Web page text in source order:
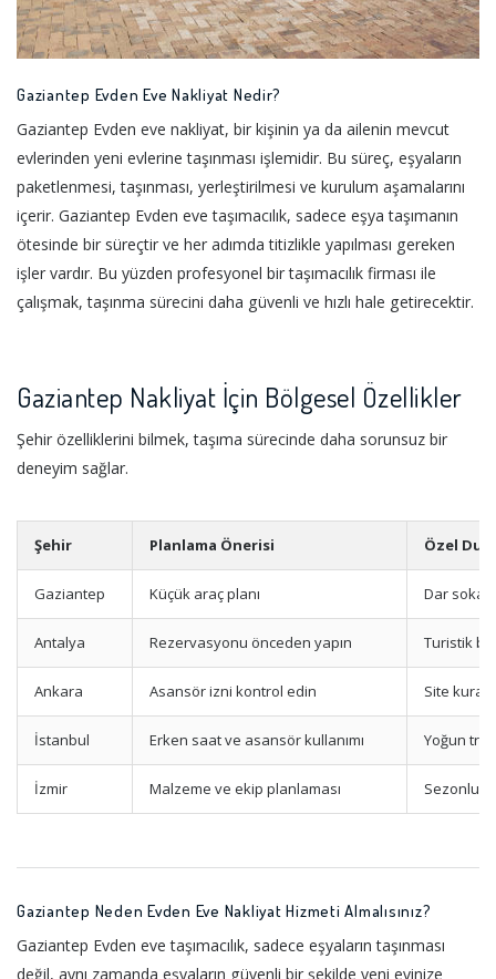
Gaziantep Evden Eve Nakliyat Nedir?
Gaziantep Evden eve nakliyat, bir kişinin ya da ailenin mevcut
evlerinden yeni evlerine taşınması işlemidir. Bu süreç, eşyaların
paketlenmesi, taşınması, yerleştirilmesi ve kurulum aşamalarını
içerir. Gaziantep Evden eve taşımacılık, sadece eşya taşımanın
ötesinde bir süreçtir ve her adımda titizlikle yapılması gereken
işler vardır. Bu yüzden profesyonel bir taşımacılık firması ile
çalışmak, taşınma sürecini daha güvenli ve hızlı hale getirecektir.
Gaziantep Nakliyat İçin Bölgesel Özellikler
Şehir özelliklerini bilmek, taşıma sürecinde daha sorunsuz bir
deneyim sağlar.
Şehir Planlama Önerisi Özel
Gaziantep Küçük araç planı Dar
Antalya Rezervasyonu önceden yapın Turistik
Ankara Asansör izni kontrol edin Site
İstanbul Erken saat ve asansör kullanımı Yoğun
İzmir Malzeme ve ekip planlaması Sezonluk
Gaziantep Neden Evden Eve Nakliyat Hizmeti Almalısınız?
Gaziantep Evden eve taşımacılık, sadece eşyaların taşınması
değil, aynı zamanda eşyaların güvenli bir şekilde yeni evinize